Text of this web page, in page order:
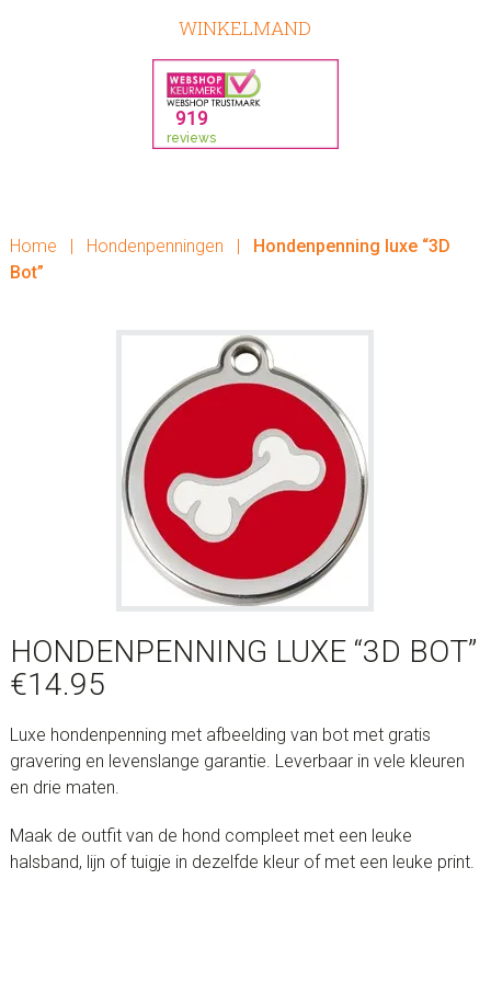
WINKELMAND
Home | Hondenpenningen |
Hondenpenning luxe “3D
Bot”
HONDENPENNING LUXE “3D BOT”
€14.95
Luxe hondenpenning met afbeelding van bot met gratis
gravering en levenslange garantie. Leverbaar in vele kleuren
en drie maten.
Maak de outfit van de hond compleet met een leuke
halsband, lijn of tuigje in dezelfde kleur of met een leuke print.